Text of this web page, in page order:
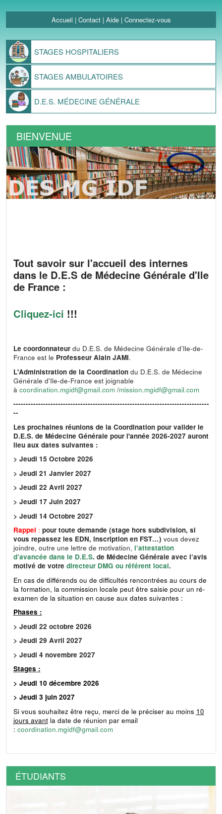
Accueil | Contact| Aide| Connectez-vous
STAGES HOSPITALIERS
STAGESAMBULATOIRES
D.E.S. MÉDECINE GÉNÉRALE
BIENVENUE
Tout savoir sur l'accueil des internes
dans le D.E.S de Médecine Générale d'Ile
de France :
Cliquez-ici !!!
Le coordonnateurdu D.E.S. de Médecine Générale d’Ile-de-
France est le Professeur Alain JAMI.
L'Administration de la Coordinationdu D.E.S. de Médecine
Générale d'Ile-de-France est joignable
à coordination.mgidf@gmail.com/mission.mgidf@gmail.com
-------------------------------------------------------------------------------
--
Les prochaines réunions de la Coordination pour valider le
D.E.S. de Médecine Générale pour l'année 2026-2027 auront
lieu aux dates suivantes :
> Jeudi 15 Octobre 2026
> Jeudi 21 Janvier 2027
> Jeudi 22 Avril 2027
> Jeudi 17 Juin 2027
> Jeudi 14 Octobre 2027
Rappel : pour toute demande (stage hors subdivision, si
vous repassez les EDN, inscription en FST…) vous devez
joindre, outre une lettre de motivation, l’attestation
d’avancée dans le D.E.S. de Médecine Générale avec l’avis
motivé de votre directeur DMG ou référent local.
En cas de différends ou de difficultés rencontrées au cours de
la formation, la commission locale peut être saisie pour un ré-
examen de la situation en cause aux dates suivantes :
Phases :
> Jeudi 22 octobre 2026
> Jeudi 29 Avril 2027
> Jeudi 4 novembre 2027
Stages :
> Jeudi 10 décembre 2026
> Jeudi 3 juin 2027
Si vous souhaitez être reçu, merci de le préciser au moins 10
jours avantla date de réunion par email
: coordination.mgidf@gmail.com
ÉTUDIANTS